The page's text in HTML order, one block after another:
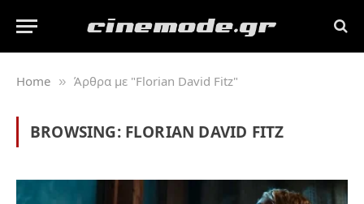
Home » Άρθρα με "Florian David Fitz"
BROWSING: FLORIAN DAVID FITZ